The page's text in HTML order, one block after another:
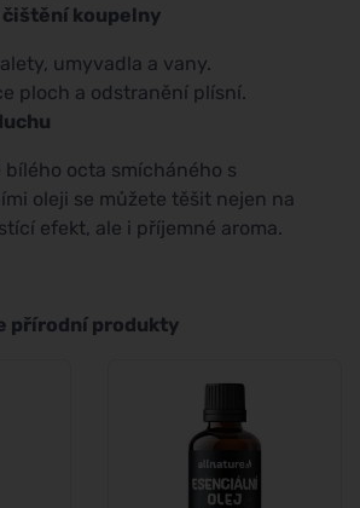
čištění koupelny
umyvadla a vany.
ploch a odstranění plísní.
bílého octa smícháného s
oleji se můžete těšit nejen na
efekt, ale i příjemné aroma.
přírodní produkty